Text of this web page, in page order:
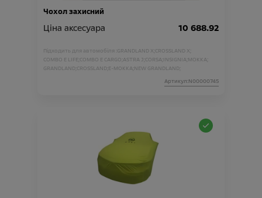
Чохол захисний
Ціна аксесуара 10 688.92
Підходить для автомобіля : GRANDLAND X; CROSSLAND X;
COMBO E LIFE; COMBO E CARGO; ASTRA J; CORSA; INSIGNIA; MOKKA;
GRANDLAND; CROSSLAND; E-MOKKA; NEW GRANDLAND;
Артикул:N00000745